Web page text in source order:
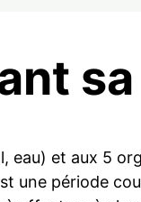
sa
eau) et aux 5
une période